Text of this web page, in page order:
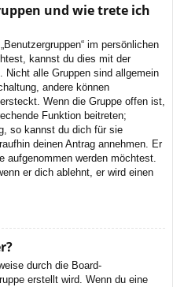
und wie trete ich
im persönlichen
kannst du dies mit der
Nicht alle Gruppen sind allgemein
andere können
Wenn die Gruppe offen ist,
Funktion beitreten;
so kannst du dich für sie
deinen Antrag annehmen. Er
aufgenommen werden möchtest.
er dich ablehnt, er wird einen
durch die Board-
erstellt wird. Wenn du eine